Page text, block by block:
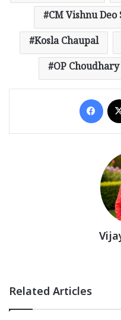
CM Vishnu Deo
Kosla Chaupal
OP Choudhary
Related Articles